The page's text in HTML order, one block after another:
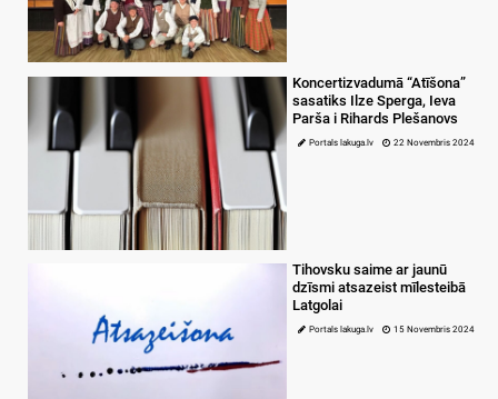
Koncertizvadumā “Atīšona”
sasatiks Ilze Sperga, Ieva
Parša i Rihards Plešanovs
Portals lakuga.lv 22 Novembris 2024
Tihovsku saime ar jaunū
dzīsmi atsazeist mīlesteibā
Latgolai
Portals lakuga.lv 15 Novembris 2024